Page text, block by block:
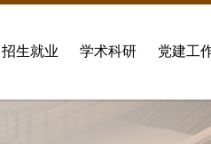
招生就业 学术科研 党建工